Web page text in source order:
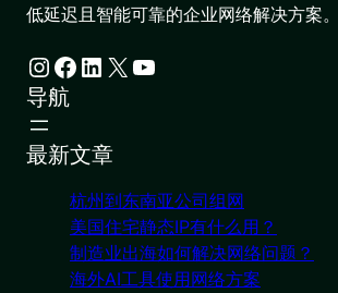
低延迟且智能可靠的企业网络解决方案。
Instagram Facebook LinkedIn X YouTube
导航
最新文章
杭州到东南亚公司组网
美国住宅静态IP有什么用？
制造业出海如何解决网络问题？
海外AI工具使用网络方案